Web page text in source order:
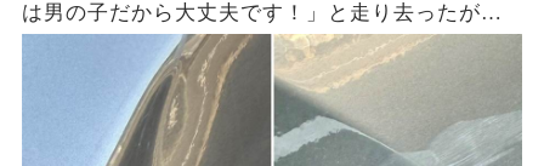
は男の子だから大丈夫です！」と走り去ったが、
ドラレコに残った一言で両親が戻ってきた